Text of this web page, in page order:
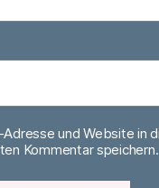
Adresse und Website in
Kommentar speichern.